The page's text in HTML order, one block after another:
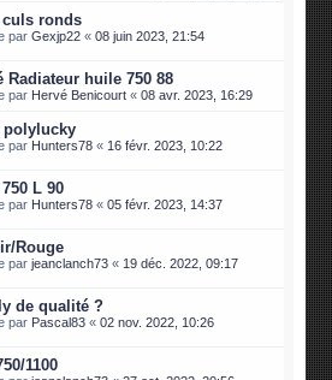
culs ronds
parGexjp22 «08 juin 2023, 21:54
Radiateur huile 750 88
par Hervé Benicourt «08 avr. 2023, 16:29
polylucky
par Hunters78 «16 févr. 2023, 10:22
L 90
par Hunters78 «05 févr. 2023, 14:37
Rouge
parjeanclanch73 «19 déc. 2022, 09:17
de qualité ?
par Pascal83 «02 nov. 2022, 10:26
1100